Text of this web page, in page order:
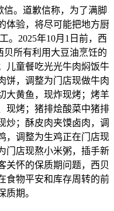
。道歉信称，为了满脚
体验，将尽可能把地方厨
。2025年10月1日前，西
贝所有利用大豆油烹饪的
儿童餐吃光光牛肉焖饭牛
饼，调整为门店现做牛肉
大黄鱼，现炸现烤；烤羊
现烤；猪排烩酸菜中猪排
炒；酥皮肉夹馍卤肉，调
，调整为生鸡正在门店现
门店现熬小米粥，插手新
关怀的保质期问题，西贝
食物平安和库存周转的前
质期。